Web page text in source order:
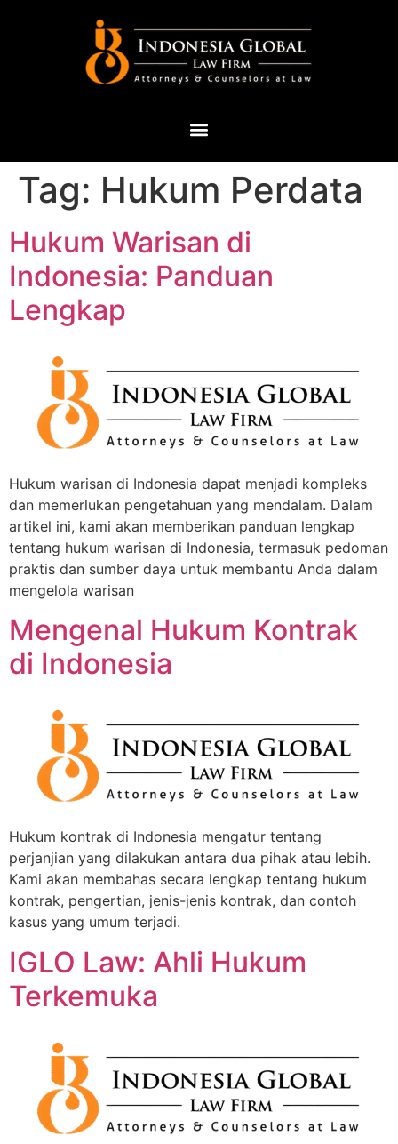
Tag: Hukum Perdata
Hukum Warisan di
Indonesia: Panduan
Lengkap
Hukum warisan di Indonesia dapat menjadi kompleks
dan memerlukan pengetahuan yang mendalam. Dalam
artikel ini, kami akan memberikan panduan lengkap
tentang hukum warisan di Indonesia, termasuk pedoman
praktis dan sumber daya untuk membantu Anda dalam
mengelola warisan
Mengenal Hukum Kontrak
di Indonesia
Hukum kontrak di Indonesia mengatur tentang
perjanjian yang dilakukan antara dua pihak atau lebih.
Kami akan membahas secara lengkap tentang hukum
kontrak, pengertian, jenis-jenis kontrak, dan contoh
kasus yang umum terjadi.
IGLO Law: Ahli Hukum
Terkemuka